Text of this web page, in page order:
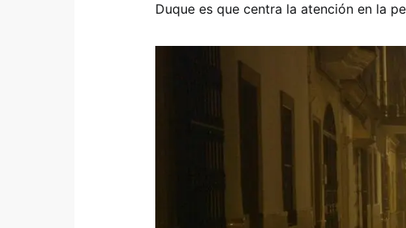
Duque es que centra la atención en la